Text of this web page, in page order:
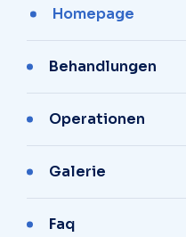
Homepage
Behandlungen
Operationen
Galerie
Faq